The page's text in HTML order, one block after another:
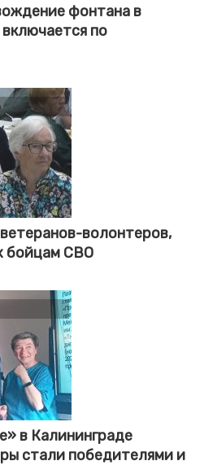
фонтана в
по
волонтеров,
бойцам СВО
в Калининграде
стали победителями и